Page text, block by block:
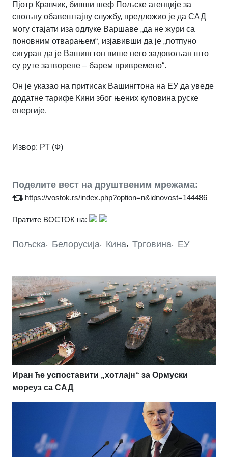
Пјотр Кравчик, бивши шеф Пољске агенције за
спољну обавештајну службу, предложио је да САД
могу стајати иза одлуке Варшаве „да не жури са
поновним отварањем“, изјавивши да је „потпуно
сигуран да је Вашингтон више него задовољан што
су руте затворене – барем привремено“.
Он је указао на притисак Вашингтона на ЕУ да уведе
додатне тарифе Кини због њених куповина руске
енергије.
Извор: РТ (Ф)
Поделите вест на друштвеним мрежама:
https://vostok.rs/index.php?option=n&idnovost=144486
Пратите ВОСТОК на:
Пољска, Белорусија, Кина, Трговина, ЕУ
Иран ће успоставити „хотлајн“ за Ормуски
мореуз са САД